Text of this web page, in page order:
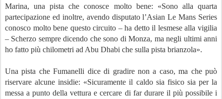
Marina, una pista che conosce molto bene: «Sono alla quarta
partecipazione ed inoltre, avendo disputato l’Asian Le Mans Series
conosco molto bene questo circuito – ha detto il lesmese alla vigilia
– Scherzo sempre dicendo che sono di Monza, ma negli ultimi anni
ho fatto più chilometri ad Abu Dhabi che sulla pista brianzola».
Una pista che Fumanelli dice di gradire non a caso, ma che può
riservare alcune insidie: «Sicuramente il caldo sia fisico sia per la
messa a punto della vettura e cercare di far durare il più possibile i